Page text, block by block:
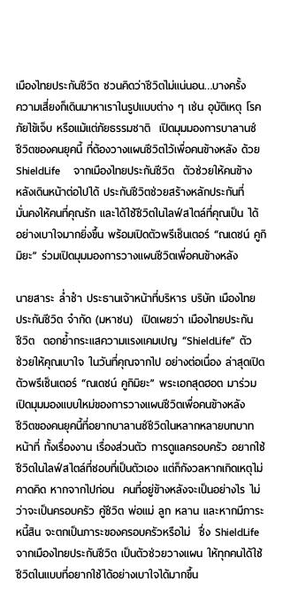
เมืองไทยประกันชีวิต ชวนคิดว่าชีวิตไม่แน่นอน…บางครั้ง
ความเสี่ยงก็เดินมาหาเราในรูปแบบต่าง ๆ เช่น อุบัติเหตุ โรค
ภัยไข้เจ็บ หรือแม้แต่ภัยธรรมชาติ  เปิดมุมมองการบาลานซ์
ชีวิตของคนยุคนี้ ที่ต้องวางแผนชีวิตไว้เพื่อคนข้างหลัง ด้วย
ShieldLife   จากเมืองไทยประกันชีวิต  ตัวช่วยให้คนข้าง
หลังเดินหน้าต่อไปได้ ประกันชีวิตช่วยสร้างหลักประกันที่
มั่นคงให้คนที่คุณรัก และได้ใช้ชีวิตในไลฟ์สไตล์ที่คุณเป็น ได้
อย่างเบาใจมากยิ่งขึ้น พร้อมเปิดตัวพรีเซ็นเตอร์ “ณเดชน์ คูกิ
มิยะ” ร่วมเปิดมุมมองการวางแผนชีวิตเพื่อคนข้างหลัง
นายสาระ ล่ำซำ ประธานเจ้าหน้าที่บริหาร บริษัท เมืองไทย
ประกันชีวิต จำกัด (มหาชน) เปิดเผยว่า เมืองไทยประกัน
ชีวิต  ตอกย้ำกระแสความแรงแคมเปญ “ShieldLife” ตัว
ช่วยให้คุณเบาใจ ในวันที่คุณจากไป อย่างต่อเนื่อง ล่าสุดเปิด
ตัวพรีเซ็นเตอร์ “ณเดชน์ คูกิมิยะ” พระเอกสุดฮอต มาร่วม
เปิดมุมมองแบบใหม่ของการวางแผนชีวิตเพื่อคนข้างหลัง
ชีวิตของคนยุคนี้ที่อยากบาลานซ์ชีวิตในหลากหลายบทบาท
หน้าที่ ทั้งเรื่องงาน เรื่องส่วนตัว การดูแลครอบครัว อยากใช้
ชีวิตในไลฟ์สไตล์ที่ชอบที่เป็นตัวเอง แต่ก็กังวลหากเกิดเหตุไม่
คาดคิด หากจากไปก่อน  คนที่อยู่ข้างหลังจะเป็นอย่างไร ไม่
ว่าจะเป็นครอบครัว คู่ชีวิต พ่อแม่ ลูก หลาน และหากมีภาระ
หนี้สิน จะตกเป็นภาระของครอบครัวหรือไม่  ซึ่ง ShieldLife
จากเมืองไทยประกันชีวิต เป็นตัวช่วยวางแผน ให้ทุกคนได้ใช้
ชีวิตในแบบที่อยากใช้ได้อย่างเบาใจได้มากขึ้น